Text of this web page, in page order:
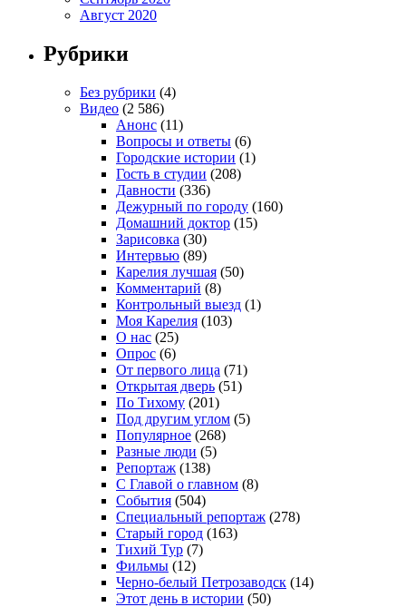
Август 2020
Рубрики
Без рубрики (4)
Видео (2 586)
Анонс (11)
Вопросы и ответы (6)
Городские истории (1)
Гость в студии (208)
Давности (336)
Дежурный по городу (160)
Домашний доктор (15)
Зарисовка (30)
Интервью (89)
Карелия лучшая (50)
Комментарий (8)
Контрольный выезд (1)
Моя Карелия (103)
О нас (25)
Опрос (6)
От первого лица (71)
Открытая дверь (51)
По Тихому (201)
Под другим углом (5)
Популярное (268)
Разные люди (5)
Репортаж (138)
С Главой о главном (8)
События (504)
Специальный репортаж (278)
Старый город (163)
Тихий Тур (7)
Фильмы (12)
Черно-белый Петрозаводск (14)
Этот день в истории (50)